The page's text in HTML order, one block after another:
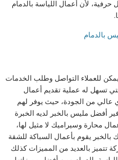
حرفية، لأن أعمال اللياسة بالدمام
للعملاء التواصل وطلب الخدمات
تسهل له عملية تقديم أعمال
عالي من الجودة، حيث يوفر لهم
أفضل مليس بالخبر لديه الخبرة
محارة وسيراميك لا مثيل لها،
يقوم بأعمال السباكة للشقة
تتميز بالعديد من المميزات كذلك